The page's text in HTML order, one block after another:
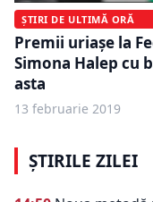
ȘTIRI DE ULTIMĂ ORĂ
Premii uriașe la
Simona Halep cu
asta
13 februarie 2019
ȘTIRILE ZILEI